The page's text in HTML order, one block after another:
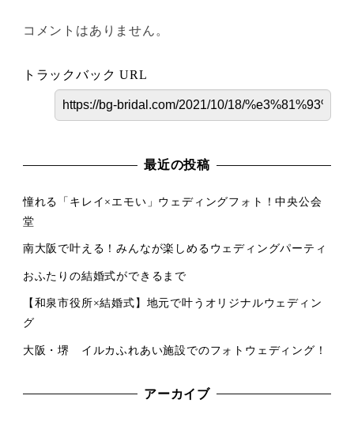
コメントはありません。
トラックバック URL
最近の投稿
憧れる「キレイ×エモい」ウェディングフォト！中央公会
堂
南大阪で叶える！みんなが楽しめるウェディングパーティ
おふたりの結婚式ができるまで
【和泉市役所×結婚式】地元で叶うオリジナルウェディン
グ
大阪・堺 イルカふれあい施設でのフォトウェディング！
アーカイブ